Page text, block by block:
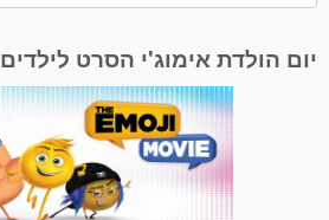
יום הולדת אימוג'י הסרט לילדים